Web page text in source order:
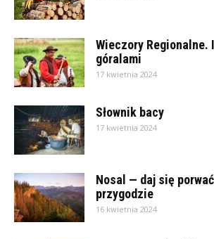
Wieczory Regionalne.
góralami
17 kwietnia 2024
Słownik bacy
17 kwietnia 2024
Nosal — daj się
przygodzie
16 kwietnia 2024